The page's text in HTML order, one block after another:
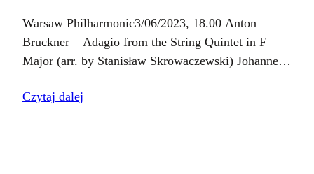
Warsaw Philharmonic3/06/2023, 18.00 Anton
Bruckner – Adagio from the String Quintet in F
Major (arr. by Stanisław Skrowaczewski) Johannes
Czytaj dalej